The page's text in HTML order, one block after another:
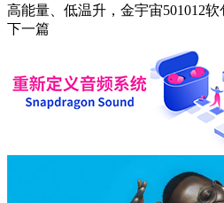
高能量、低温升，金宇宙501012软
下一篇